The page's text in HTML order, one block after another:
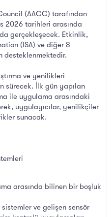
(AACC) tarafından
2026 tarihleri arasında
gerçekleşecek. Etkinlik,
(ISA) ve diğer 8
desteklenmektedir.
ve yenilikleri
sürecek. İlk gün yapılan
ile uygulama arasındaki
uygulayıcılar, yenilikçiler
sunacak.
arasında bilinen bir boşluk
ve gelişen sensör